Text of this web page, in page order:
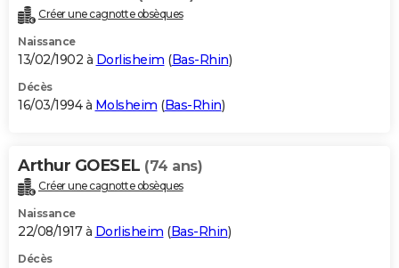
Créer une cagnotte obsèques
Naissance
13/02/1902 à Dorlisheim (Bas-Rhin)
Décès
16/03/1994 à Molsheim (Bas-Rhin)
Arthur GOESEL (74 ans)
Créer une cagnotte obsèques
Naissance
22/08/1917 à Dorlisheim (Bas-Rhin)
Décès